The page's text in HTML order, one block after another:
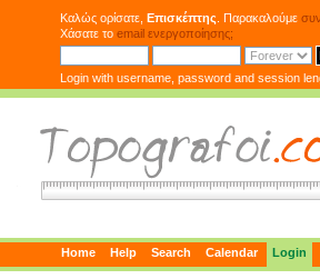
Καλώς ορίσατε, Επισκέπτης . Παρακαλούμε
Χάσατε το email ενεργοποίησης;
Login with username, password and session
Home Help Search Calendar Login